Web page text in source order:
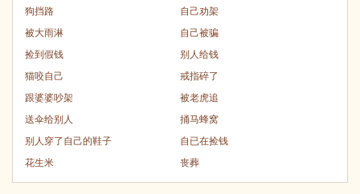
狗挡路
自己劝架
被大雨淋
自己被骗
捡到假钱
别人给钱
猫咬自己
戒指碎了
跟婆婆吵架
被老虎追
送伞给别人
捅马蜂窝
别人穿了自己的鞋子
自已在捡钱
花生米
丧葬